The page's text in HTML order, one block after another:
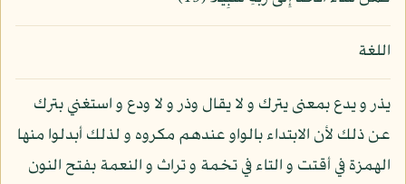
اللغة
يذر و يدع بمعنى يترك و لا يقال وذر و لا ودع و استغني بترك
عن ذلك لأن الابتداء بالواو عندهم مكروه و لذلك أبدلوا منها
الهمزة في أقتت و التاء في تخمة و تراث و النعمة بفتح النون